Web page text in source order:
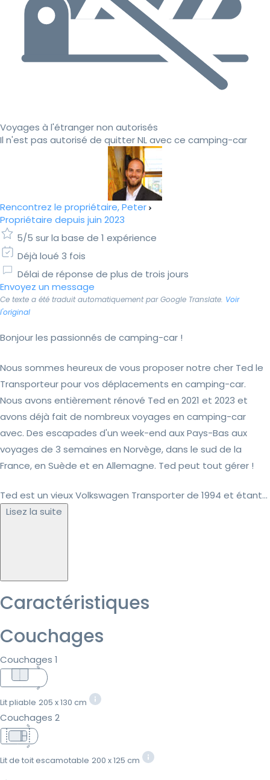
Voyages à l'étranger non autorisés
Il n'est pas autorisé de quitter NL avec ce camping-car
Rencontrez le propriétaire, Peter
Propriétaire depuis juin 2023
5/5 sur la base de 1 expérience
Déjà loué 3 fois
Délai de réponse de plus de trois jours
Envoyez un message
Ce texte a été traduit automatiquement par Google Translate. Voir
l'original
Bonjour les passionnés de camping-car !
Nous sommes heureux de vous proposer notre cher Ted le
Transporteur pour vos déplacements en camping-car.
Nous avons entièrement rénové Ted en 2021 et 2023 et
avons déjà fait de nombreux voyages en camping-car
avec. Des escapades d'un week-end aux Pays-Bas aux
voyages de 3 semaines en Norvège, dans le sud de la
France, en Suède et en Allemagne. Ted peut tout gérer !
Ted est un vieux Volkswagen Transporter de 1994 et étant...
Lisez la suite
Caractéristiques
Couchages
Couchages 1
Lit pliable 205 x 130 cm
Couchages 2
Lit de toit escamotable 200 x 125 cm